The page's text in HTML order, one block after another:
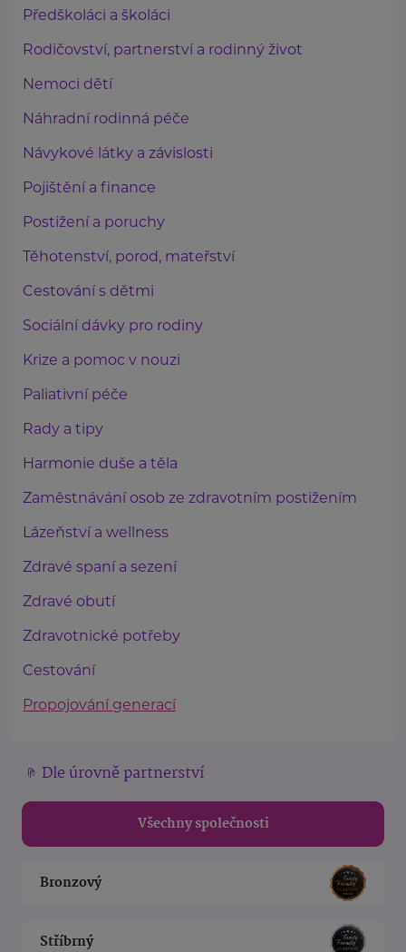
Předškoláci a školáci
Rodičovství, partnerství a rodinný život
Nemoci dětí
Náhradní rodinná péče
Návykové látky a závislosti
Pojištění a finance
Postižení a poruchy
Těhotenství, porod, mateřství
Cestování s dětmi
Sociální dávky pro rodiny
Krize a pomoc v nouzi
Paliativní péče
Rady a tipy
Harmonie duše a těla
Zaměstnávání osob ze zdravotním postižením
Lázeňství a wellness
Zdravé spaní a sezení
Zdravé obutí
Zdravotnické potřeby
Cestování
Propojování generací
Dle úrovně partnerství
Všechny společnosti
Bronzový
Stříbrný